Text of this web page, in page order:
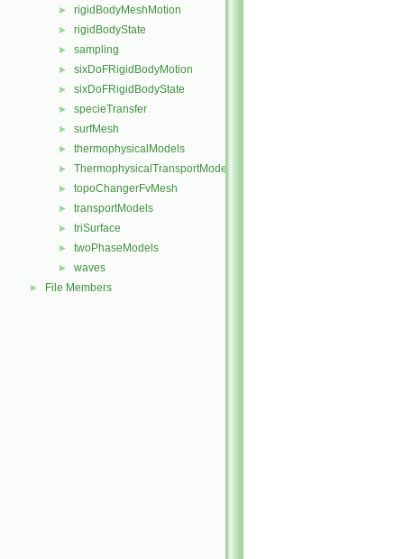
► rigidBodyMeshMotion
► rigidBodyState
► sampling
► sixDoFRigidBodyMotion
► sixDoFRigidBodyState
► specieTransfer
► surfMesh
► thermophysicalModels
► ThermophysicalTransportModels
► topoChangerFvMesh
► transportModels
► triSurface
► twoPhaseModels
► waves
► File Members